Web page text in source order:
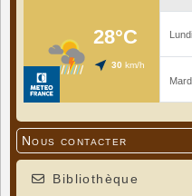
Nous contacter
Bibliothèque